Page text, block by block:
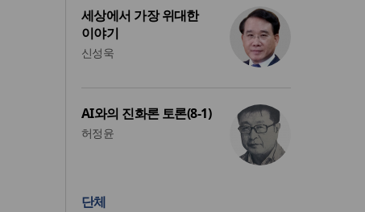
세상에서 가장 위대한
이야기
신성욱
AI와의 진화론 토론(8-1)
허정윤
단체